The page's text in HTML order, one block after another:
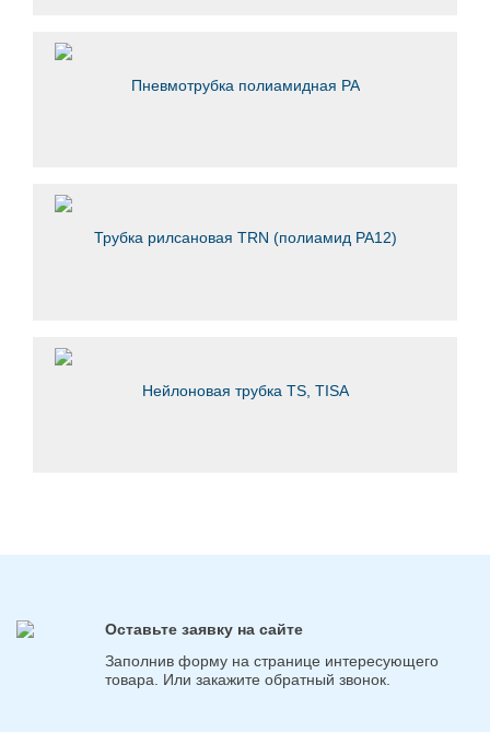
Пневмотрубка полиамидная PA
Трубка рилсановая TRN (полиамид PA12)
Нейлоновая трубка TS, TISA
Оставьте заявку на сайте
Заполнив форму на странице интересующего
товара. Или закажите обратный звонок.